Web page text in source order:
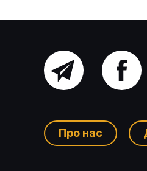
з країнами
Головний
Ком’юніті-
Про нас